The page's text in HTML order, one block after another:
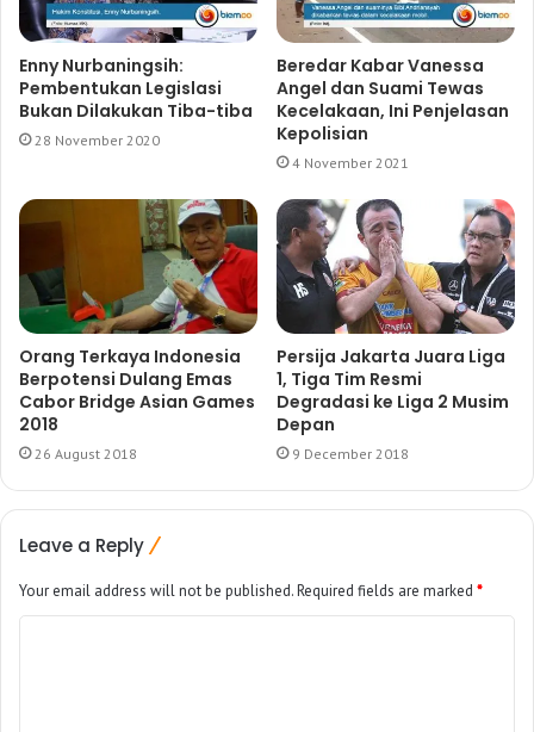
Enny Nurbaningsih:
Pembentukan Legislasi
Bukan Dilakukan Tiba-tiba
28 November 2020
Beredar Kabar Vanessa
Angel dan Suami Tewas
Kecelakaan, Ini Penjelasan
Kepolisian
4 November 2021
Orang Terkaya Indonesia
Berpotensi Dulang Emas
Cabor Bridge Asian Games
2018
26 August 2018
Persija Jakarta Juara Liga
1, Tiga Tim Resmi
Degradasi ke Liga 2 Musim
Depan
9 December 2018
Leave a Reply
Your email address will not be published.Required fields are marked *